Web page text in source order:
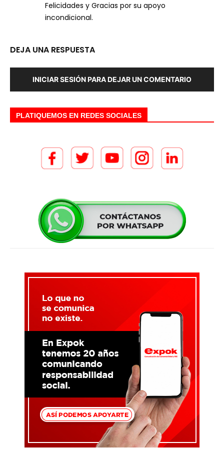
Felicidades y Gracias por su apoyo
incondicional.
DEJA UNA RESPUESTA
INICIAR SESIÓN PARA DEJAR UN COMENTARIO
PLATIQUEMOS EN REDES SOCIALES